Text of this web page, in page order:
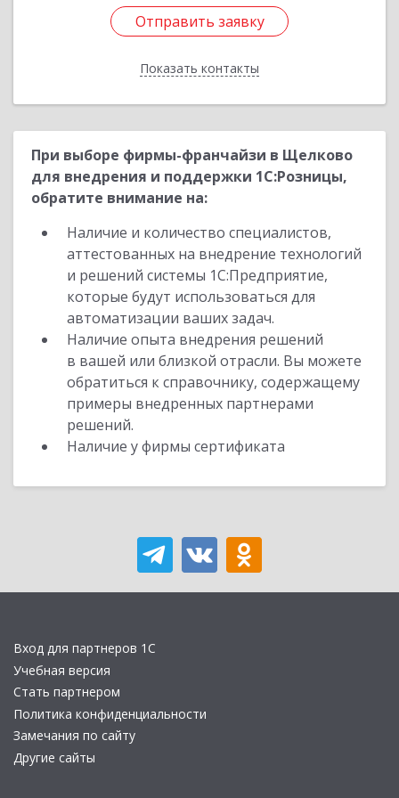
Отправить заявку
Показать контакты
Отправить заявку
Назад
При выборе фирмы-франчайзи в Щелково
для внедрения и поддержки 1С:Розницы,
обратите внимание на:
Наличие и количество специалистов,
аттестованных на внедрение технологий
и решений системы 1С:Предприятие,
которые будут использоваться для
автоматизации ваших задач.
Наличие опыта внедрения решений
в вашей или близкой отрасли. Вы можете
обратиться к справочнику, содержащему
примеры внедренных партнерами
решений.
Наличие у фирмы сертификата
Вход для партнеров 1С
Учебная версия
Стать партнером
Политика конфиденциальности
Замечания по сайту
Другие сайты